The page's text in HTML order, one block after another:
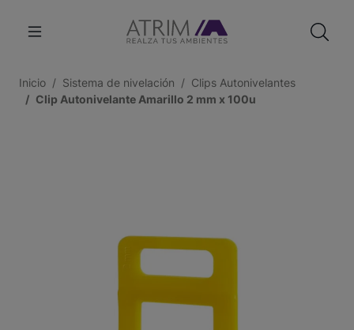
Inicio Sistema de nivelación
Clips Autonivelantes
Clip Autonivelante Amarillo 2 mm x 100u